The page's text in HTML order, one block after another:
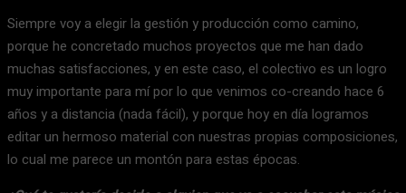
Siempre voy a elegir la gestión y producción como camino,
porque he concretado muchos proyectos que me han dado
muchas satisfacciones, y en este caso, el colectivo es un logro
muy importante para mí por lo que venimos co-creando hace 6
años y a distancia (nada fácil), y porque hoy en día logramos
editar un hermoso material con nuestras propias composiciones,
lo cual me parece un montón para estas épocas.